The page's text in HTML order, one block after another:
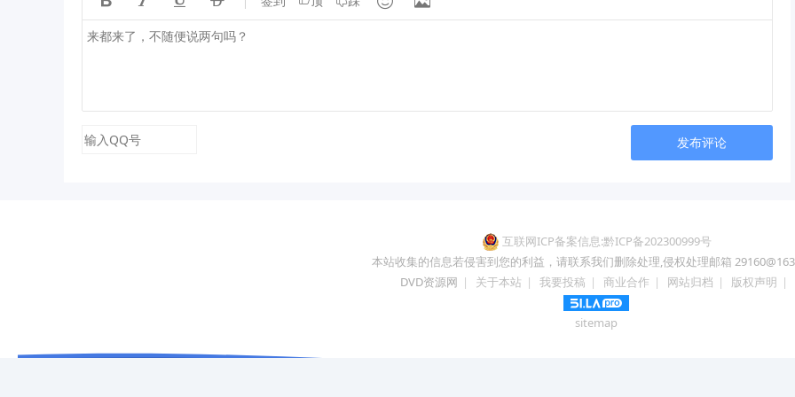
发布评论
互联网ICP备案信息:黔ICP备202300999号
本站收集的信息若侵害到您的利益，请联系我们删除处理,侵权处理邮箱
DVD资源网 | 关于本站 | 我要投稿 | 商业合作 | 网站归档 | 版权声明 |
sitemap